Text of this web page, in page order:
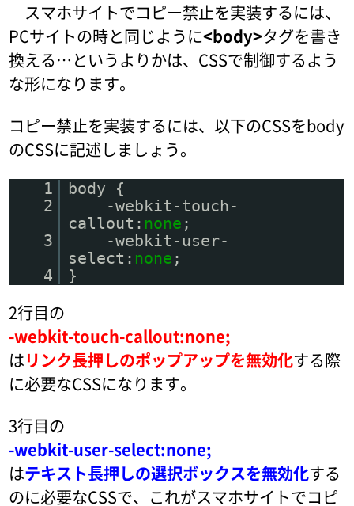
スマホサイトでコピー禁止を実装するには、
PCサイトの時と同じように<body>タグを書き
換える…というよりかは、CSSで制御するよう
な形になります。
コピー禁止を実装するには、以下のCSSをbody
のCSSに記述しましょう。
1
body {
2
-webkit-touch-
callout: none ;
3
-webkit-user-
select: none ;
4
}
2行目の
-webkit-touch-callout:none;
はリンク長押しのポップアップを無効化する際
に必要なCSSになります。
3行目の
-webkit-user-select:none;
はテキスト長押しの選択ボックスを無効化する
のに必要なCSSで、これがスマホサイトでコピ